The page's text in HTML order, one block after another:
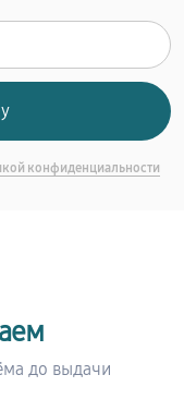
конфиденциальности
до выдачи